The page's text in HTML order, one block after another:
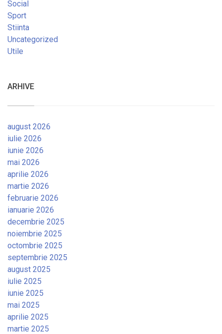
Social
Sport
Stiinta
Uncategorized
Utile
ARHIVE
august 2026
iulie 2026
iunie 2026
mai 2026
aprilie 2026
martie 2026
februarie 2026
ianuarie 2026
decembrie 2025
noiembrie 2025
octombrie 2025
septembrie 2025
august 2025
iulie 2025
iunie 2025
mai 2025
aprilie 2025
martie 2025